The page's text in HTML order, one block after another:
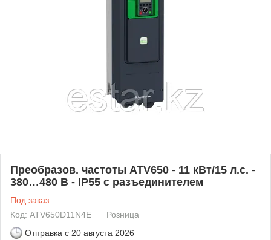
Преобразов. частоты ATV650 - 11 кВт/15 л.с. -
380…480 В - IP55 с разъединителем
Под заказ
Код: ATV650D11N4E
Розница
Отправка с 20 августа 2026